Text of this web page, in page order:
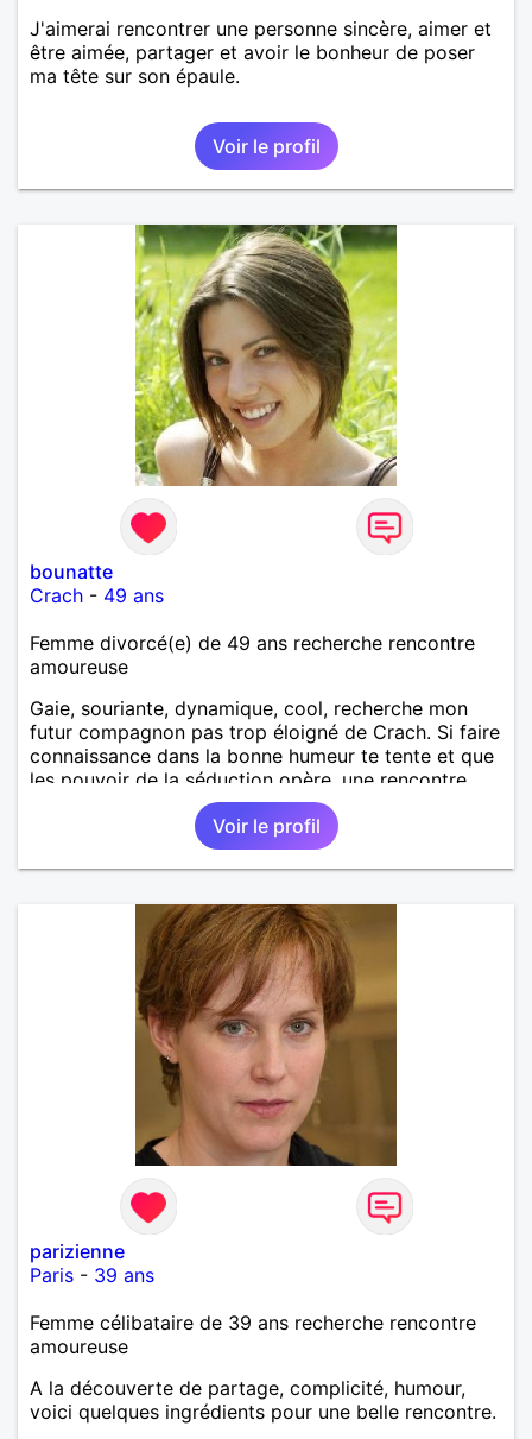
J'aimerai rencontrer une personne sincère, aimer et
être aimée, partager et avoir le bonheur de poser
ma tête sur son épaule.
Voir le profil
bounatte
Crach - 49 ans
Femme divorcé(e) de 49 ans recherche rencontre
amoureuse
Gaie, souriante, dynamique, cool, recherche mon
futur compagnon pas trop éloigné de Crach. Si faire
connaissance dans la bonne humeur te tente et que
les pouvoir de la séduction opère, une rencontre
galante s'imposera !
Voir le profil
parizienne
Paris - 39 ans
Femme célibataire de 39 ans recherche rencontre
amoureuse
A la découverte de partage, complicité, humour,
voici quelques ingrédients pour une belle rencontre.